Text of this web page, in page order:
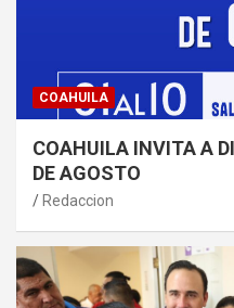
COAHUILA
COAHUILA INVITA A
DE AGOSTO
Redaccion